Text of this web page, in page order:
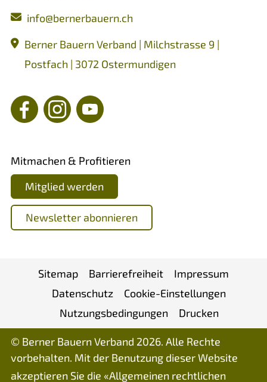
nf
b rn rb rn ch
Berner Bauern Verband | Milchstrasse 9 |
Postfach | 3072 Ostermundigen
Mitmachen & Profitieren
Mitglied werden
Newsletter abonnieren
Sitemap Barrierefreiheit
Impressum
Datenschutz
Cookie-Einstellungen
Nutzungsbedingungen
Drucken
© Berner Bauern Verband 2026. Alle Rechte
vorbehalten. Mit der Benutzung dieser Website
akzeptieren Sie die «Allgemeinen rechtlichen